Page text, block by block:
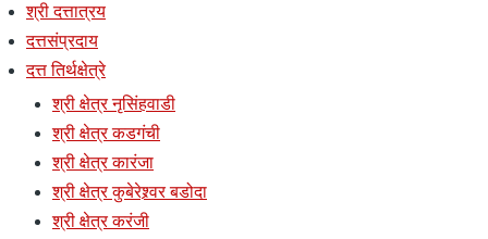
श्री दत्तात्रय
दत्तसंप्रदाय
दत्त तिर्थक्षेत्रे
श्री क्षेत्र नृसिंहवाडी
श्री क्षेत्र कडगंची
श्री क्षेत्र कारंजा
श्री क्षेत्र कुबेरेश्र्वर बडोदा
श्री क्षेत्र करंजी